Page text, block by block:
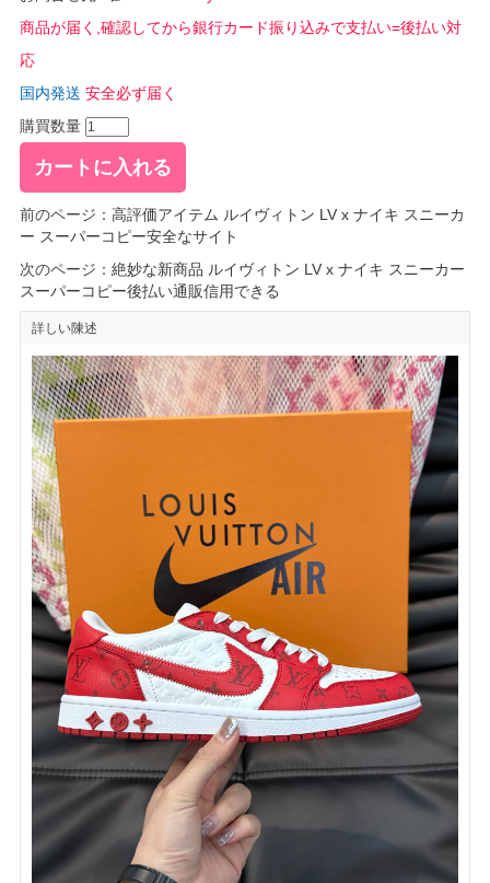
商品が届く,確認してから銀行カード振り込みで支払い=後払い対
応
国内発送 安全必ず届く
購買数量
前のページ： 高評価アイテム ルイヴィトン LV x ナイキ スニーカ
ー スーパーコピー安全なサイト
次のページ： 絶妙な新商品 ルイヴィトン LV x ナイキ スニーカー
スーパーコピー後払い通販信用できる
詳しい陳述